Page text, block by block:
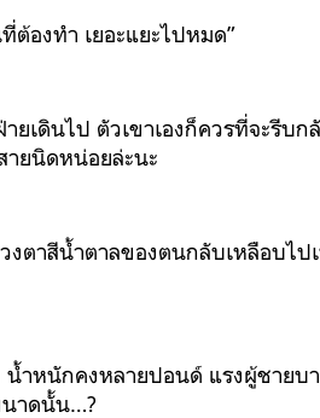
องทำ เยอะแยะไปหมด”
เดินไป ตัวเขาเองก็ควรที่จะรีบ
ยนิดหน่อยล่ะนะ
ตาสีน้ำตาลของตนกลับเหลือบไป
น้ำหนักคงหลายปอนด์ แรงผู้ชายบ
นาดนั้น…?